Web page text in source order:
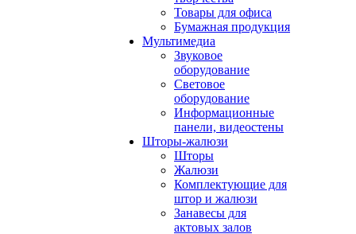
Товары для офиса
Бумажная продукция
Мультимедиа
Звуковое
оборудование
Световое
оборудование
Информационные
панели, видеостены
Шторы-жалюзи
Шторы
Жалюзи
Комплектующие для
штор и жалюзи
Занавесы для
актовых залов